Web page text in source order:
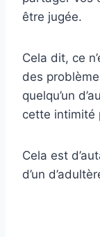
être jugée.
Cela dit, ce
des
quelqu’un
cette intimité
Cela est
d’un